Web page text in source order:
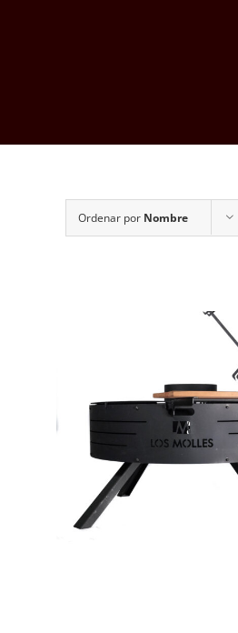
Ordenar por Nombre
AGREGAR AL CARRITO